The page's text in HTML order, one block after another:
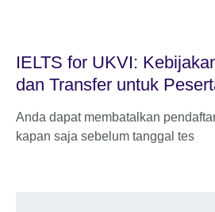
IELTS for UKVI:
dan Transfer untuk
Anda dapat membatalkan
kapan saja sebelum tanggal tes